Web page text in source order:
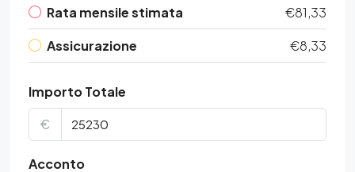
Rata mensile stimata
€81,33
Assicurazione
€8,33
Importo Totale
€
Acconto